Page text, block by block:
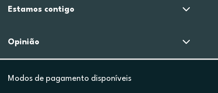
Estamos contigo
Opinião
Modos de pagamento disponíveis